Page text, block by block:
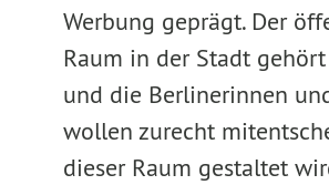
Werbung geprägt. Der
Raum in der Stadt
und die Berlinerinnen
wollen zurecht
dieser Raum gestaltet